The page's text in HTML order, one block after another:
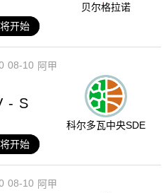
贝尔格拉诺
开始
08-10 阿甲
- S
科尔多瓦中央SDE
开始
08-10 阿甲